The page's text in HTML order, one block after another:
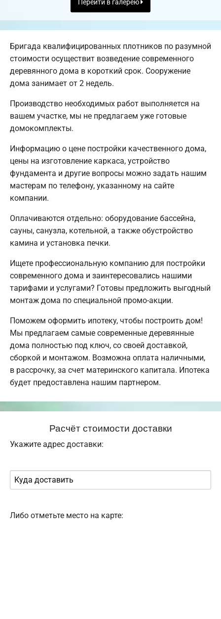
Перейти в галерею
Бригада квалифицированных плотников по разумной
стоимости осуществит возведение современного
деревянного дома в короткий срок. Сооружение
дома занимает от 2 недель.
Производство необходимых работ выполняется на
вашем участке, мы не предлагаем уже готовые
домокомплекты.
Информацию о цене постройки качественного дома,
цены на изготовление каркаса, устройство
фундамента и другие вопросы можно задать нашим
мастерам по телефону, указанному на сайте
компании.
Оплачиваются отдельно: оборудование бассейна,
сауны, санузла, котельной, а также обустройство
камина и установка печки.
Ищете профессиональную компанию для постройки
современного дома и заинтересовались нашими
тарифами и услугами? Готовы предложить выгодный
монтаж дома по специальной промо-акции.
Поможем оформить ипотеку, чтобы построить дом!
Мы предлагаем самые современные деревянные
дома полностью под ключ, со своей доставкой,
сборкой и монтажом. Возможна оплата наличными,
в рассрочку, за счет материнского капитала. Ипотека
будет предоставлена нашим партнером.
Расчёт стоимости доставки
Укажите адрес доставки:
Либо отметьте место на карте: